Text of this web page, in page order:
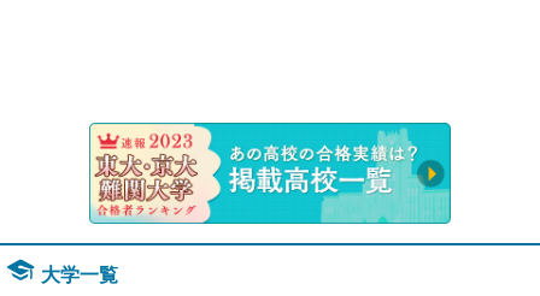
大学一覧